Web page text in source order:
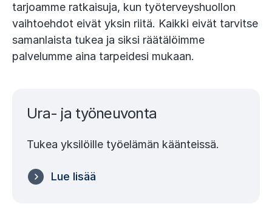
tarjoamme ratkaisuja, kun työterveyshuollon
vaihtoehdot eivät yksin riitä. Kaikki eivät tarvitse
samanlaista tukea ja siksi räätälöimme
palvelumme aina tarpeidesi mukaan.
Ura- ja työneuvonta
Tukea yksilöille työelämän käänteissä.
Lue lisää